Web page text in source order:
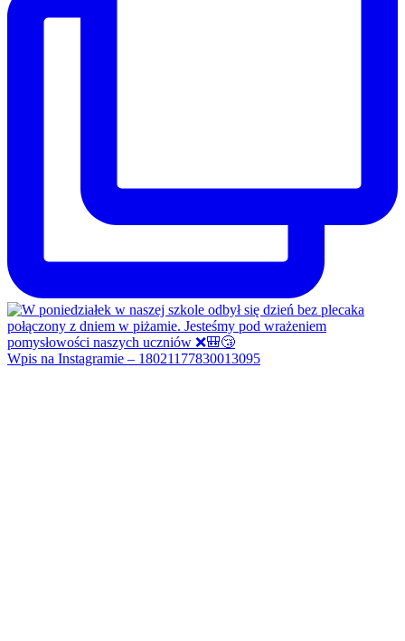
Wpis na Instagramie – 18021177830013095